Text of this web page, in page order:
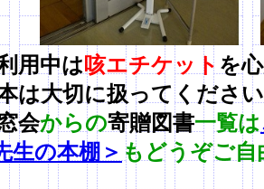
は咳エチケット を
は大切に扱ってくださ
会からの寄贈図書一覧は
生の本棚＞ もどうぞご